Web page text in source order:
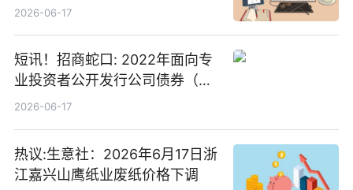
2026-06-17
短讯！招商蛇口: 2022年面向专
业投资者公开发行公司债券（第
二期）（品种二）2026年付息公
2026-06-17
热议:生意社：2026年6月17日浙
江嘉兴山鹰纸业废纸价格下调